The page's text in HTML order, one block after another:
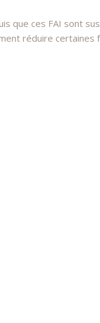
que ces FAI sont
réduire certaines